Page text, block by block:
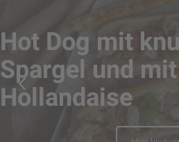
Hot Dog mit
Spargel und
Hollandaise